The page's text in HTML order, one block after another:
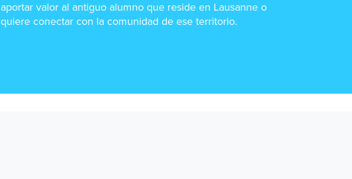
aportar valor al antiguo alumno que reside en Lausanne o
quiere conectar con la comunidad de ese territorio.